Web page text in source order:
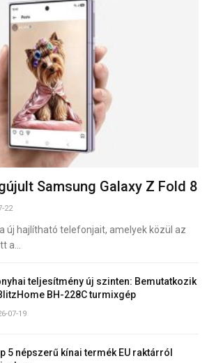
Samsung Galaxy Z Fold 8
22
új hajlítható telefonjait, amelyek közül az
a…
teljesítmény új szinten: Bemutatkozik
BH-228C turmixgép
07-19
5 népszerű kínai termék EU raktárról